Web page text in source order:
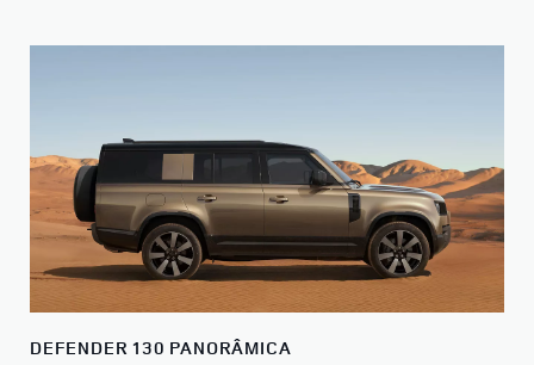
DEFENDER 130 PANORÂMICA